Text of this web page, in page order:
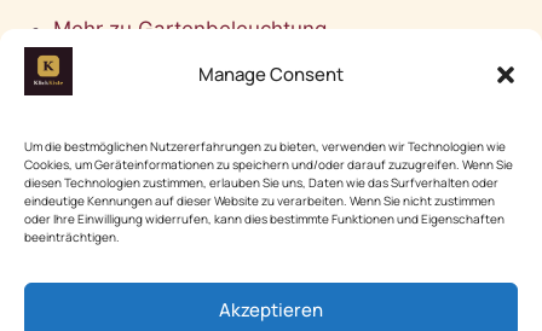
Manage Consent
Um die bestmöglichen Nutzererfahrungen zu bieten, verwenden wir Technologien wie
Cookies, um Geräteinformationen zu speichern und/oder darauf zuzugreifen. Wenn Sie
diesen Technologien zustimmen, erlauben Sie uns, Daten wie das Surfverhalten oder
eindeutige Kennungen auf dieser Website zu verarbeiten. Wenn Sie nicht zustimmen
oder Ihre Einwilligung widerrufen, kann dies bestimmte Funktionen und Eigenschaften
beeinträchtigen.
Akzeptieren
Mehr zu Gartenbeleuchtung
Bleibende Geschenke für Männer: 15 originelle
Diy Projekte
Wikipedia: Heimwerken ↗